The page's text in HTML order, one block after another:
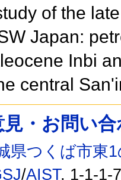
of the
Japan:
Inbi
central
見・お問い
県つくば市東
/AIST, 1-1-1-